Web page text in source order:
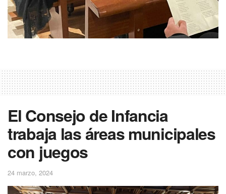
El Consejo de Infancia
trabaja las áreas municipales
con juegos
24 marzo, 2024